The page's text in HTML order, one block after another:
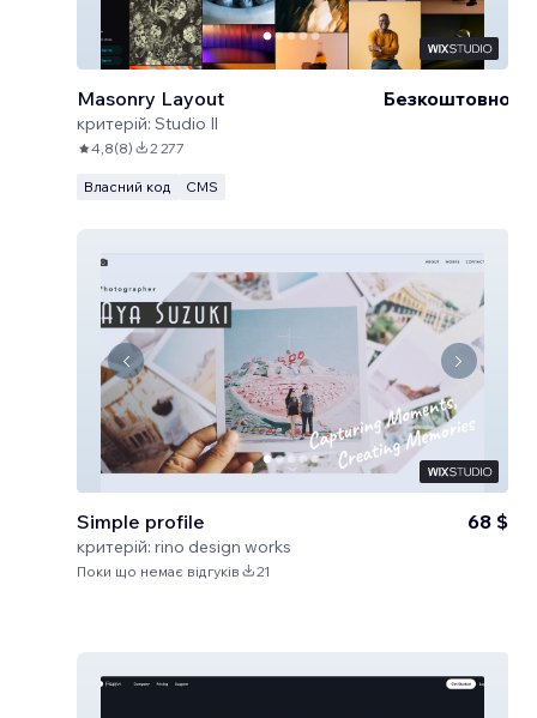
Masonry Layout
критерій: Studio Il
Безкоштовно
4,8(8) 2 277
Власний код CMS
Simple profile
критерій: rino design works
68 $
Поки що немає відгуків 21